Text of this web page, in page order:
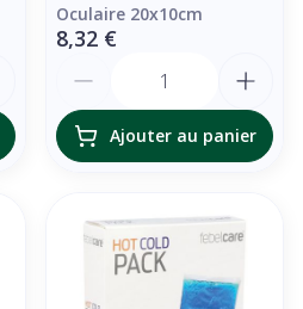
Oculaire 20x10cm
8,32 €
Ajouter au panier